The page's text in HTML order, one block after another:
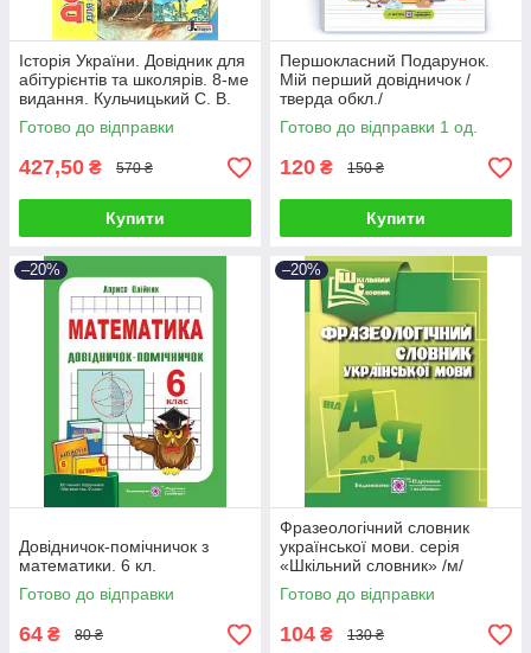
Історія України. Довідник для
абітурієнтів та школярів. 8-ме
видання. Кульчицький С. В.
Готово до відправки
427,50 ₴ 570 ₴
Купити
Першокласний Подарунок.
Мій перший довідничок /
тверда обкл./
Готово до відправки 1 од.
120 ₴ 150 ₴
Купити
–20%
Довідничок-помічничок з
математики. 6 кл.
Готово до відправки
64 ₴ 80 ₴
–20%
Фразеологічний словник
української мови. серія
«Шкільний словник» /м/
Готово до відправки
104 ₴ 130 ₴